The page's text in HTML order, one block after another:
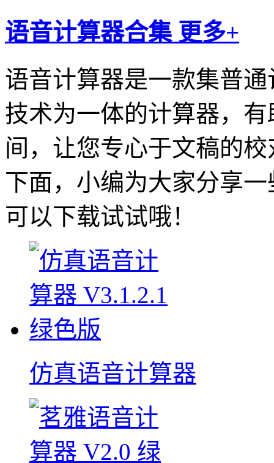
语音计算器合集 更多+
语音计算器是一款集普
技术为一体的计算器，
间，让您专心于文稿的
下面，小编为大家分享
可以下载试试哦！
仿真语音计算器